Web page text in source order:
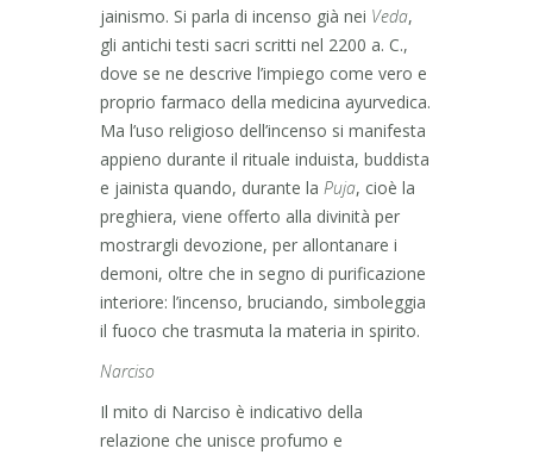
jainismo. Si parla di incenso già nei Veda,
gli antichi testi sacri scritti nel 2200 a. C.,
dove se ne descrive l’impiego come vero e
proprio farmaco della medicina ayurvedica.
Ma l’uso religioso dell’incenso si manifesta
appieno durante il rituale induista, buddista
e jainista quando, durante la Puja, cioè la
preghiera, viene offerto alla divinità per
mostrargli devozione, per allontanare i
demoni, oltre che in segno di purificazione
interiore: l’incenso, bruciando, simboleggia
il fuoco che trasmuta la materia in spirito.
Narciso
Il mito di Narciso è indicativo della
relazione che unisce profumo e